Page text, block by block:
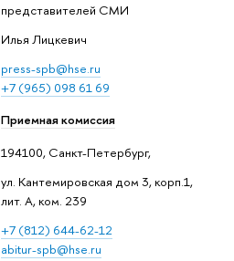
представителей СМИ
Илья Лицкевич
press-spb@hse.ru
+7 (965) 098 61 69
Приемная комиссия
194100, Санкт-Петербург,
ул. Кантемировская дом 3, корп.1,
лит. А, ком. 239
+7 (812) 644-62-12
abitur-spb@hse.ru